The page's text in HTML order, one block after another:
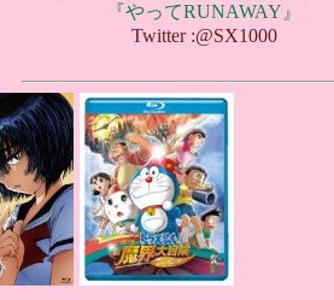
『やってRUNAWAY』
Twitter :@SX1000